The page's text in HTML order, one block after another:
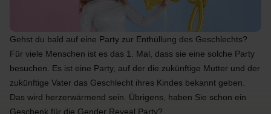
Gehst du bald auf eine Party zur Enthüllung des Geschlechts?
Für viele Menschen ist es das 1. Mal, dass sie eine solche Party
besuchen. Es ist eine Party, auf der die zukünftige Mutter und der
zukünftige Vater das Geschlecht ihres Kindes bekannt geben.
Das wird herzerwärmend sein. Übrigens, haben Sie schon ein
Geschenk für die Gender Reveal Party?